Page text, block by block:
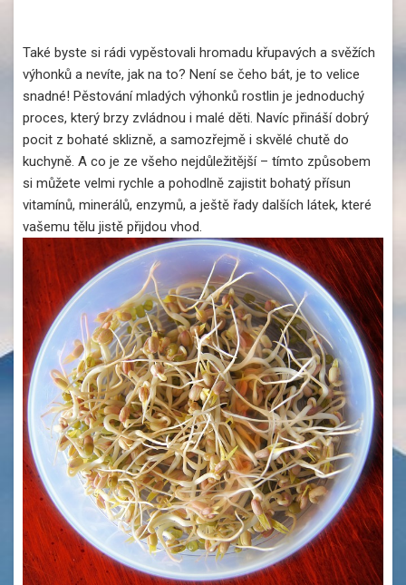
Také byste si rádi vypěstovali hromadu křupavých a svěžích
výhonků a nevíte, jak na to? Není se čeho bát, je to velice
snadné! Pěstování mladých výhonků rostlin je jednoduchý
proces, který brzy zvládnou i malé děti. Navíc přináší dobrý
pocit z bohaté sklizně, a samozřejmě i skvělé chutě do
kuchyně. A co je ze všeho nejdůležitější – tímto způsobem
si můžete velmi rychle a pohodlně zajistit bohatý přísun
vitamínů, minerálů, enzymů, a ještě řady dalších látek, které
vašemu tělu jistě přijdou vhod.